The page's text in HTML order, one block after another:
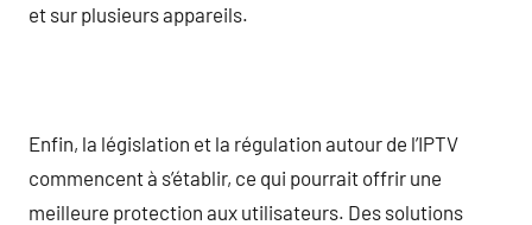
et sur plusieurs appareils.
Enfin, la législation et la régulation autour de l’IPTV
commencent à s’établir, ce qui pourrait offrir une
meilleure protection aux utilisateurs. Des solutions